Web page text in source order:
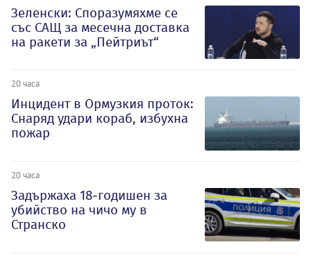
Зеленски: Споразумяхме се
със САЩ за месечна доставка
на ракети за „Пейтриът“
20 часа
Инцидент в Ормузкия проток:
Снаряд удари кораб, избухна
пожар
20 часа
Задържаха 18-годишен за
убийство на чичо му в
Странско